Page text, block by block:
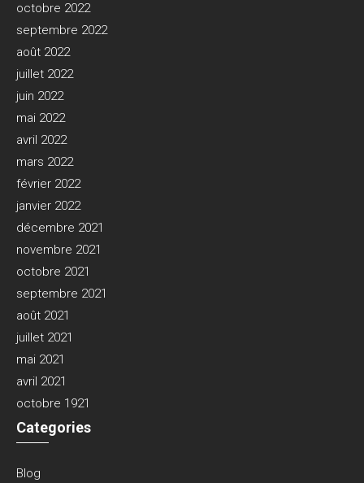
octobre 2022
septembre 2022
août 2022
juillet 2022
juin 2022
mai 2022
avril 2022
mars 2022
février 2022
janvier 2022
décembre 2021
novembre 2021
octobre 2021
septembre 2021
août 2021
juillet 2021
mai 2021
avril 2021
octobre 1921
Categories
Blog